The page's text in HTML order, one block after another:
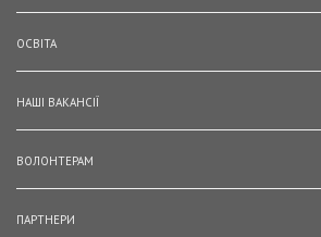
ОСВІТА
НАШІ ВАКАНСІЇ
ВОЛОНТЕРАМ
ПАРТНЕРИ